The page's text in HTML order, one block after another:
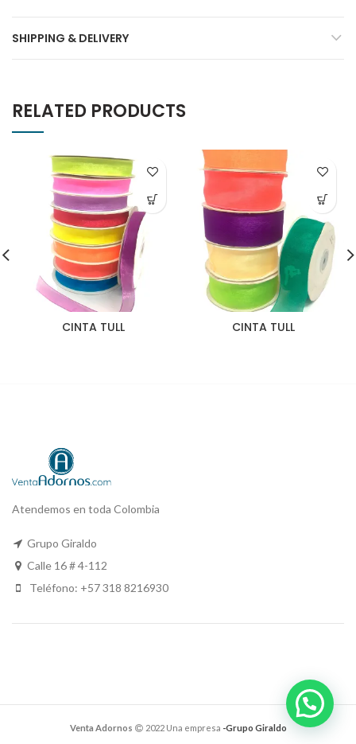
SHIPPING & DELIVERY
RELATED PRODUCTS
CINTA TULL CINTA TULL
Atendemos en toda Colombia
Grupo Giraldo
Calle 16 # 4-112
Teléfono: +57 318 8216930
Venta Adornos 2022 Una empresa -Grupo Giraldo